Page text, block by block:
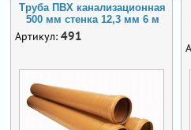
Труба ПВХ канализационная
500 мм стенка 12,3 мм 6 м
Артикул: 491